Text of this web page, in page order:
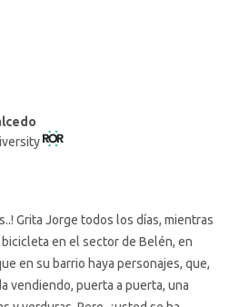
Grita Jorge todos los días, mientras
en el sector de Belén, en
en su barrio haya personajes, que,
vendiendo, puerta a puerta, una